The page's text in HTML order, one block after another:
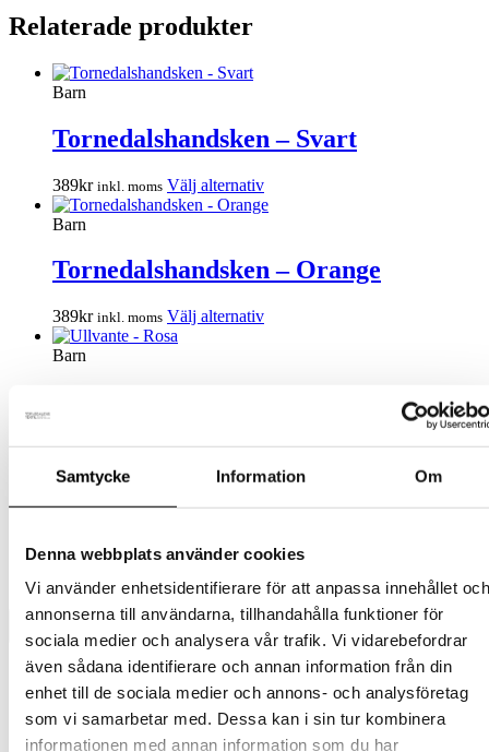
Samtycke Information Om
Denna webbplats använder cookies
Vi använder enhetsidentifierare för att anpassa innehållet och
annonserna till användarna, tillhandahålla funktioner för
sociala medier och analysera vår trafik. Vi vidarebefordrar
även sådana identifierare och annan information från din
enhet till de sociala medier och annons- och analysföretag
som vi samarbetar med. Dessa kan i sin tur kombinera
informationen med annan information som du har
Relaterade produkter
Barn
Tornedalshandsken – Svart
389kr inkl. moms Välj alternativDen
här
flera
varianter.
olika
Barn
Tornedalshandsken – Orange
389kr inkl. moms Välj alternativDen
olika
alternativen
väljas
produktsidan
Barn
209kr inkl. moms Välj alternativDen
här
produkten
har
varianter.
De
olika
alternativen
kan
väljas
på
Barn
209kr inkl. moms Välj alternativ
Den
här
produkten
har
varianter.
De
olika
alternativen
Presentkort
Barn
Tornedalshandsken
Ullvantar